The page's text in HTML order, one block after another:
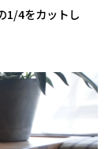
1/4をカットし